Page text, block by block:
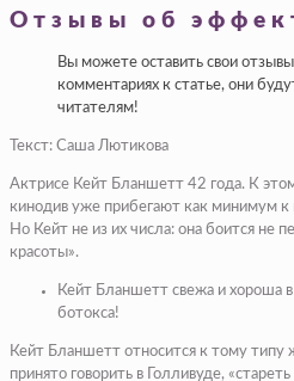
Отзывы об
Вы можете оставить свои
комментариях к статье, они
читателям!
Текст: Саша Лютикова
Актрисе Кейт Бланшетт 42 года. К
кинодив уже прибегают как минимум к
Но Кейт не из их числа: она боится не
красоты».
Кейт Бланшетт свежа и хороша в
ботокса!
Кейт Бланшетт относится к тому типу
принято говорить в Голливуде,